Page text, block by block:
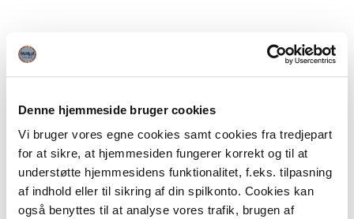
Denne hjemmeside bruger cookies
Vi bruger vores egne cookies samt cookies fra tredjepart
for at sikre, at hjemmesiden fungerer korrekt og til at
understøtte hjemmesidens funktionalitet, f.eks. tilpasning
af indhold eller til sikring af din spilkonto. Cookies kan
også benyttes til at analyse vores trafik, brugen af